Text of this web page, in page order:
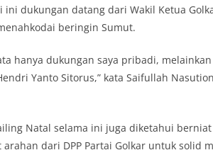
dukungan datang dari Wakil Ketua
beringin Sumut.
hanya dukungan saya pribadi,
Yanto Sitorus,” kata Saifullah
Natal selama ini juga diketahui
dari DPP Partai Golkar untuk solid